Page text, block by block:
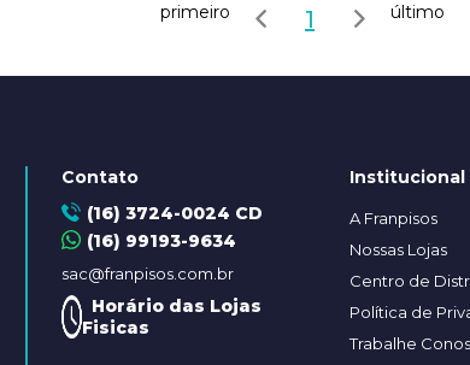
primeiro 1 último
Contato
(16) 3724-0024 CD
(16) 99193-9634
sac@franpisos.com.br
Horário das Lojas
Fisicas
Institucional
A Franpisos
Nossas Lojas
Centro de
Política de
Trabalhe